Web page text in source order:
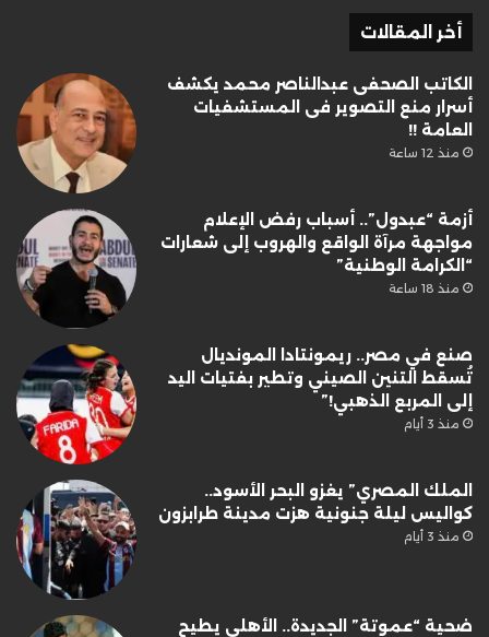
أخر المقالات
الكاتب الصحفى عبدالناصر محمد يكشف
أسرار منع التصوير فى المستشفيات
العامة !!
منذ 12 ساعة
أزمة “عبدول”.. أسباب رفض الإعلام
مواجهة مرآة الواقع والهروب إلى شعارات
“الكرامة الوطنية”
منذ 18 ساعة
صنع في مصر.. ريمونتادا المونديال
تُسقط التنين الصيني وتطير بفتيات اليد
إلى المربع الذهبي!”
منذ 3 أيام
الملك المصري” يغزو البحر الأسود..
كواليس ليلة جنونية هزت مدينة طرابزون
منذ 3 أيام
ضحية “عموتة” الجديدة.. الأهلي يطيح